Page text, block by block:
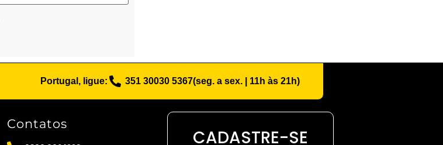
Portugal, ligue: 351 30030 5367(seg. a sex. | 11h às 21h)
Contatos
CADASTRE-SE